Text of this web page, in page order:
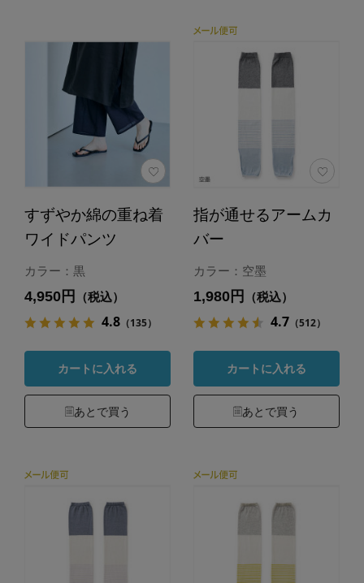
すずやか綿の重ね着
ワイドパンツ
カラー：黒
4,950円 （税込）
4.8（135）
カートに入れる
あとで買う
指が通せるアームカ
バー
カラー：空墨
1,980円 （税込）
4.7（512）
カートに入れる
あとで買う